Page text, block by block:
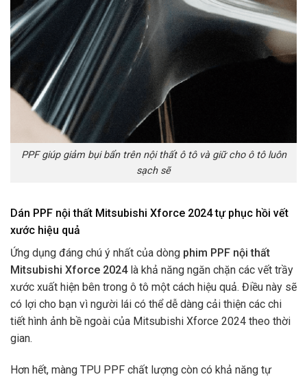
PPF giúp giảm bụi bẩn trên nội thất ô tô và giữ cho ô tô luôn
sạch sẽ
Dán PPF nội thất Mitsubishi Xforce 2024 tự phục hồi vết
xước hiệu quả
Ứng dụng đáng chú ý nhất của dòng phim PPF nội thất
Mitsubishi Xforce 2024 là khả năng ngăn chặn các vết trầy
xước xuất hiện bên trong ô tô một cách hiệu quả. Điều này sẽ
có lợi cho bạn vì người lái có thể dễ dàng cải thiện các chi
tiết hình ảnh bề ngoài của Mitsubishi Xforce 2024 theo thời
gian.
Hơn hết, màng TPU PPF chất lượng còn có khả năng tự